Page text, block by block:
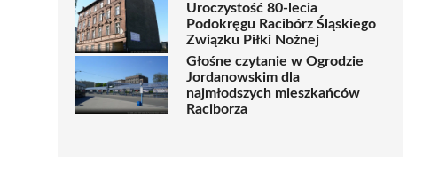
Uroczystość 80-lecia
Podokręgu Racibórz Śląskiego
Związku Piłki Nożnej
Głośne czytanie w Ogrodzie
Jordanowskim dla
najmłodszych mieszkańców
Raciborza